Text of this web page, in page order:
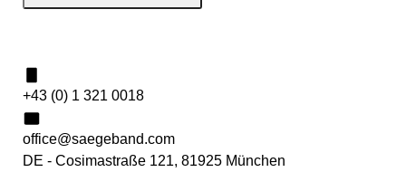
+43 (0) 1 321 0018
office@saegeband.com
DE - Cosimastraße 121, 81925 München